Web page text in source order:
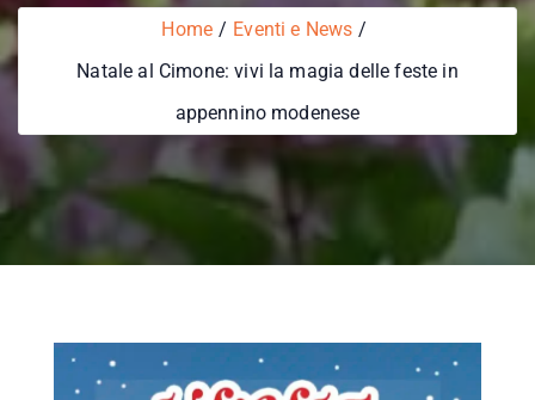
Home
Eventi e News
Natale al Cimone: vivi la magia delle feste in
appennino modenese